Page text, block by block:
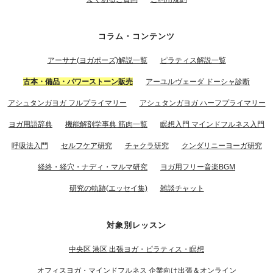
コラム・コンテンツ
アーサナ(ヨガポーズ)解説一覧 ピラティス解説一覧
古本・備品・パワーストーン販売 アーユルヴェーダ ドーシャ診断
アシュタンガヨガ フルプライマリー アシュタンガヨガ ハーフプライマリー
ヨガ用語辞典 機能解剖学事典 筋肉一覧 瞑想入門 マインドフルネス入門
呼吸法入門 セルフケア研究 チャクラ研究 クンダリニーヨーガ研究
経絡・経穴・ナディ・マルマ研究 ヨガ用フリー音楽BGM
研究の軌跡(エッセイ集) 雑談チャット
対象別レッスン
中央区 港区 出張ヨガ・ピラティス・瞑想
オフィスヨガ・マインドフルネス 企業向け出張＆オンライン